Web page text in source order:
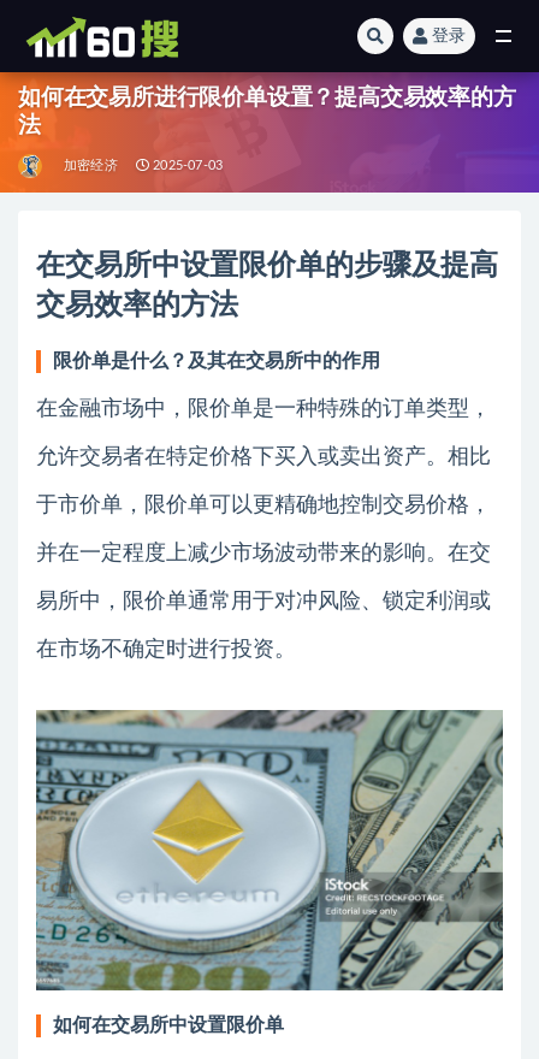
登录
如何在交易所进行限价单设置？提高交易效率的方
法
加密经济 2025-07-03
在交易所中设置限价单的步骤及提高
交易效率的方法
限价单是什么？及其在交易所中的作用
在金融市场中，限价单是一种特殊的订单类型，
允许交易者在特定价格下买入或卖出资产。相比
于市价单，限价单可以更精确地控制交易价格，
并在一定程度上减少市场波动带来的影响。在交
易所中，限价单通常用于对冲风险、锁定利润或
在市场不确定时进行投资。
如何在交易所中设置限价单